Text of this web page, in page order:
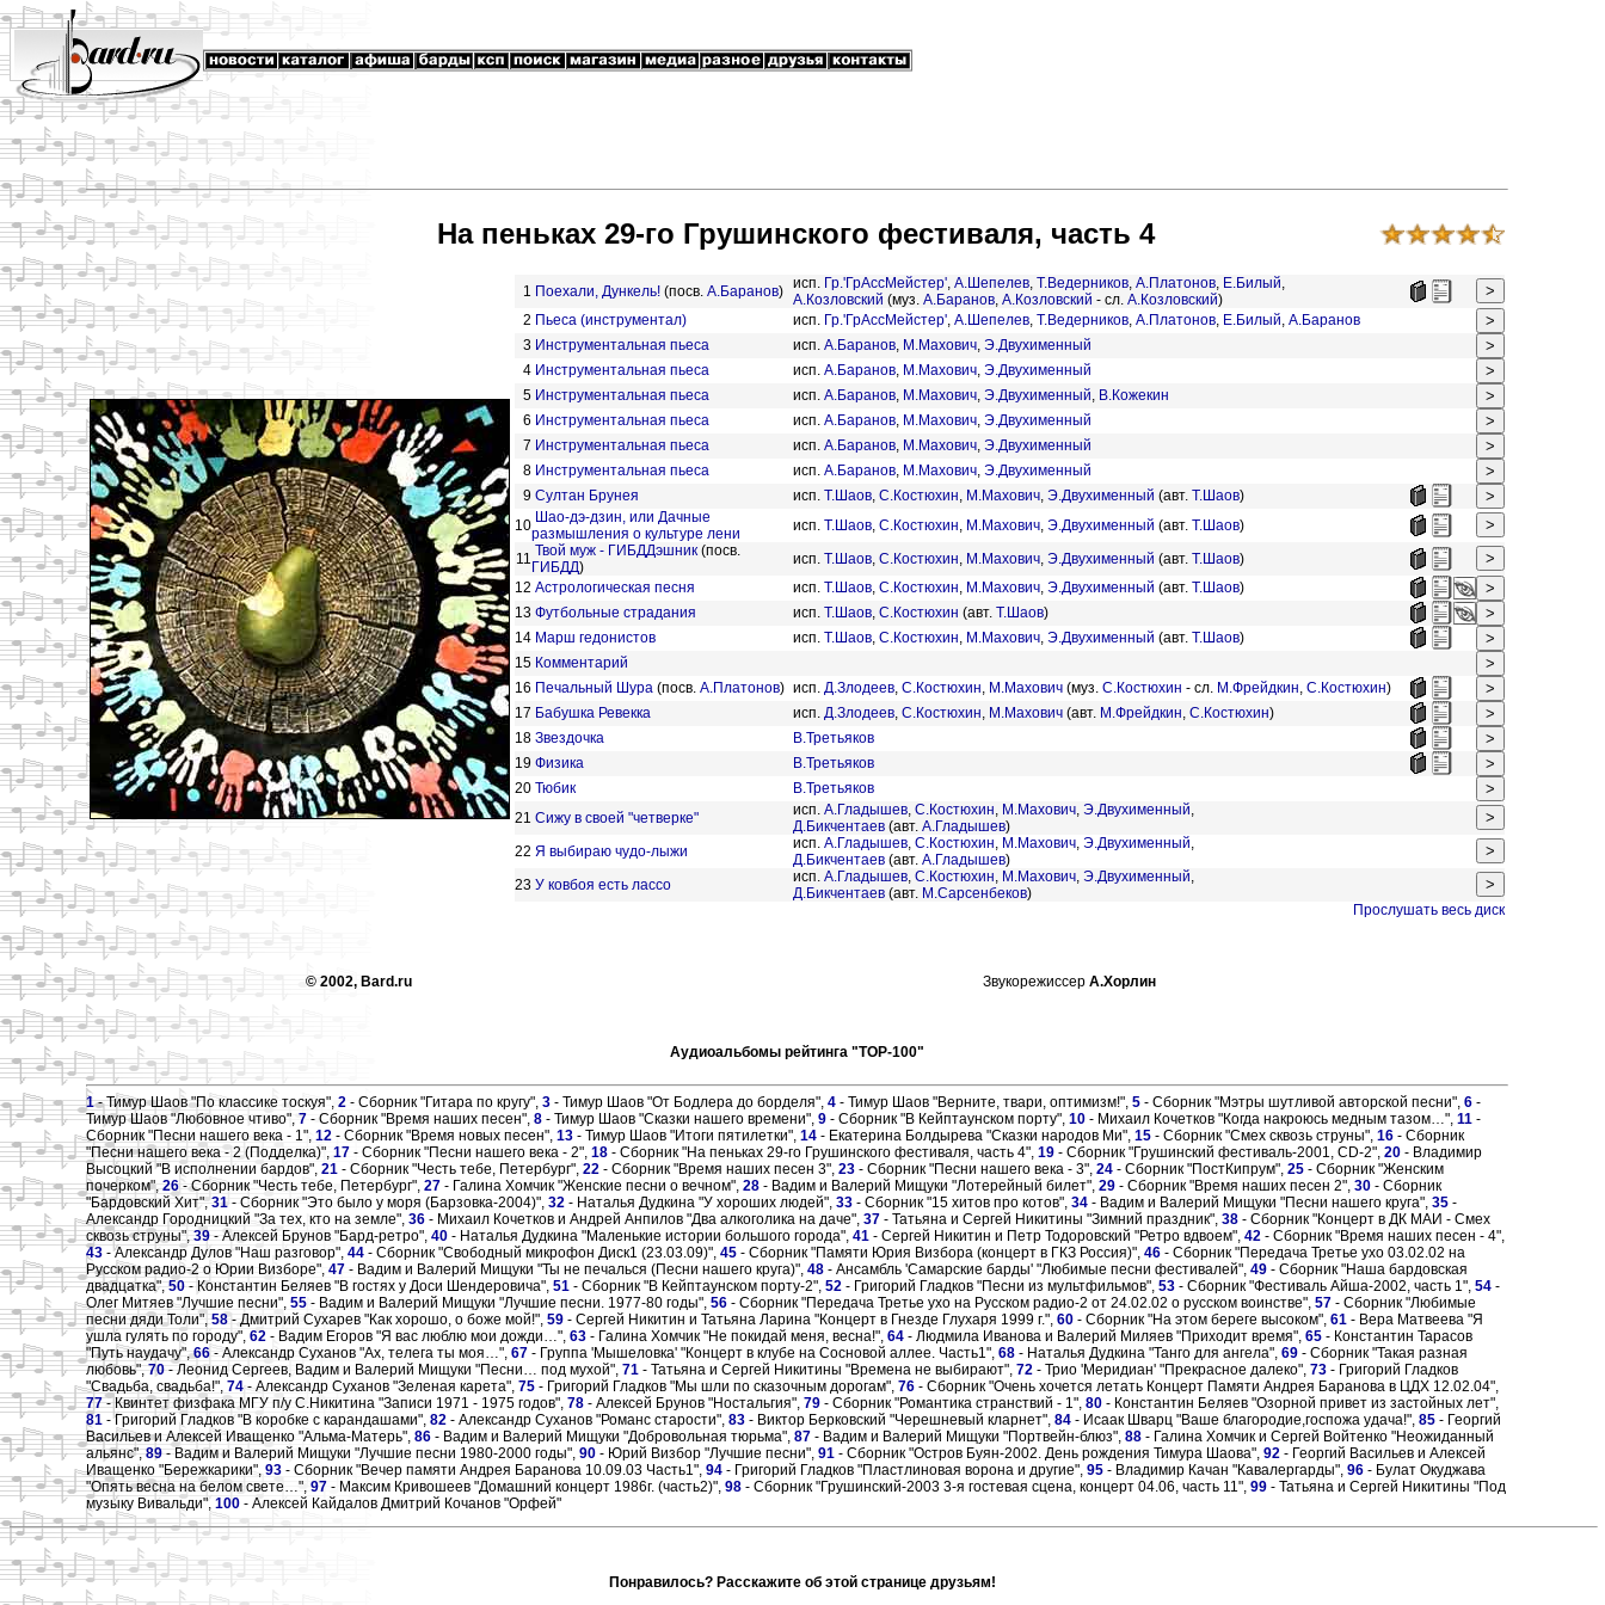
На пеньках 29-го Грушинского фестиваля, часть 4
1 Поехали, Дункель! (посв. А.Баранов) исп. Гр.'ГрАссМейстер', А.Шепелев, Т.Ведерников, А.Платонов, Е.Билый,
А.Козловский (муз. А.Баранов, А.Козловский - сл. А.Козловский)
2 Пьеса (инструментал) исп. Гр.'ГрАссМейстер', А.Шепелев, Т.Ведерников, А.Платонов, Е.Билый, А.Баранов
3 Инструментальная пьеса исп. А.Баранов, М.Махович, Э.Двухименный
4 Инструментальная пьеса исп. А.Баранов, М.Махович, Э.Двухименный
5 Инструментальная пьеса исп. А.Баранов, М.Махович, Э.Двухименный, В.Кожекин
6 Инструментальная пьеса исп. А.Баранов, М.Махович, Э.Двухименный
7 Инструментальная пьеса исп. А.Баранов, М.Махович, Э.Двухименный
8 Инструментальная пьеса исп. А.Баранов, М.Махович, Э.Двухименный
9 Султан Брунея исп. Т.Шаов, С.Костюхин, М.Махович, Э.Двухименный (авт. Т.Шаов)
10 Шао-дэ-дзин, или Дачные
размышления о культуре лени
исп. Т.Шаов, С.Костюхин, М.Махович, Э.Двухименный (авт. Т.Шаов)
11 Твой муж - ГИБДДэшник (посв.
ГИБДД) исп. Т.Шаов, С.Костюхин, М.Махович, Э.Двухименный (авт. Т.Шаов)
12 Астрологическая песня исп. Т.Шаов, С.Костюхин, М.Махович, Э.Двухименный (авт. Т.Шаов)
13 Футбольные страдания исп. Т.Шаов, С.Костюхин (авт. Т.Шаов)
14 Марш гедонистов исп. Т.Шаов, С.Костюхин, М.Махович, Э.Двухименный (авт. Т.Шаов)
15 Комментарий
16 Печальный Шура (посв. А.Платонов) исп. Д.Злодеев, С.Костюхин, М.Махович (муз. С.Костюхин - сл. М.Фрейдкин, С.Костюхин)
17 Бабушка Ревекка исп. Д.Злодеев, С.Костюхин, М.Махович (авт. М.Фрейдкин, С.Костюхин)
18 Звездочка
В.Третьяков
19 Физика
В.Третьяков
20 Тюбик
В.Третьяков
21 Сижу в своей "четверке" исп. А.Гладышев, С.Костюхин, М.Махович, Э.Двухименный,
Д.Бикчентаев (авт. А.Гладышев)
22 Я выбираю чудо-лыжи исп. А.Гладышев, С.Костюхин, М.Махович, Э.Двухименный,
Д.Бикчентаев (авт. А.Гладышев)
23 У ковбоя есть лассо исп. А.Гладышев, С.Костюхин, М.Махович, Э.Двухименный,
Д.Бикчентаев (авт. М.Сарсенбеков)
Прослушать весь диск
© 2002, Bard.ru Звукорежиссер А.Хорлин
Аудиоальбомы рейтинга "TOP-100"
1- Тимур Шаов "По классике тоскуя", 2 - Сборник "Гитара по кругу", 3 - Тимур Шаов "От Бодлера до борделя", 4 - Тимур Шаов "Верните, твари, оптимизм!", 5 - Сборник "Мэтры шутливой авторской песни", 6 -
Тимур Шаов "Любовное чтиво", 7 - Сборник "Время наших песен", 8 - Тимур Шаов "Сказки нашего времени", 9 - Сборник "В Кейптаунском порту", 10 - Михаил Кочетков "Когда накроюсь медным тазом…", 11 -
Сборник "Песни нашего века - 1", 12 - Сборник "Время новых песен", 13 - Тимур Шаов "Итоги пятилетки", 14 - Екатерина Болдырева "Сказки народов Ми", 15 - Сборник "Смех сквозь струны", 16 - Сборник
"Песни нашего века - 2 (Подделка)", 17 - Сборник "Песни нашего века - 2", 18 - Сборник "На пеньках 29-го Грушинского фестиваля, часть 4", 19 - Сборник "Грушинский фестиваль-2001, CD-2", 20 - Владимир
Высоцкий "В исполнении бардов", 21 - Сборник "Честь тебе, Петербург", 22 - Сборник "Время наших песен 3", 23 - Сборник "Песни нашего века - 3", 24 - Сборник "ПостКипрум", 25 - Сборник "Женским
почерком",26 - Сборник "Честь тебе, Петербург", 27 - Галина Хомчик "Женские песни о вечном", 28 - Вадим и Валерий Мищуки "Лотерейный билет", 29 - Сборник "Время наших песен 2", 30 - Сборник
"Бардовский Хит",31- Сборник "Это было у моря (Барзовка-2004)", 32 - Наталья Дудкина "У хороших людей", 33 - Сборник "15 хитов про котов", 34 - Вадим и Валерий Мищуки "Песни нашего круга", 35 -
Александр Городницкий "За тех, кто на земле", 36 - Михаил Кочетков и Андрей Анпилов "Два алкоголика на даче", 37 - Татьяна и Сергей Никитины "Зимний праздник", 38 - Сборник "Концерт в ДК МАИ - Смех
сквозь струны", 39 - Алексей Брунов "Бард-ретро", 40 - Наталья Дудкина "Маленькие истории большого города", 41 - Сергей Никитин и Петр Тодоровский "Ретро вдвоем", 42 - Сборник "Время наших песен - 4",
43 - Александр Дулов "Наш разговор", 44 - Сборник "Свободный микрофон Диск1 (23.03.09)", 45 - Сборник "Памяти Юрия Визбора (концерт в ГКЗ Россия)", 46 - Сборник "Передача Третье ухо 03.02.02 на
Русском радио-2 о Юрии Визборе", 47 - Вадим и Валерий Мищуки "Ты не печалься (Песни нашего круга)", 48 - Ансамбль 'Самарские барды' "Любимые песни фестивалей", 49 - Сборник "Наша бардовская
двадцатка",50 - Константин Беляев "В гостях у Доси Шендеровича", 51 - Сборник "В Кейптаунском порту-2", 52 - Григорий Гладков "Песни из мультфильмов", 53 - Сборник "Фестиваль Айша-2002, часть 1", 54 -
Олег Митяев "Лучшие песни", 55 - Вадим и Валерий Мищуки "Лучшие песни. 1977-80 годы", 56 - Сборник "Передача Третье ухо на Русском радио-2 от 24.02.02 о русском воинстве", 57 - Сборник "Любимые
песни дяди Толи", 58- Дмитрий Сухарев "Как хорошо, о боже мой!", 59 - Сергей Никитин и Татьяна Ларина "Концерт в Гнезде Глухаря 1999 г.", 60 - Сборник "На этом береге высоком", 61 - Вера Матвеева "Я
ушла гулять по городу", 62 - Вадим Егоров "Я вас люблю мои дожди…", 63 - Галина Хомчик "Не покидай меня, весна!", 64 - Людмила Иванова и Валерий Миляев "Приходит время", 65 - Константин Тарасов
"Путь наудачу",66- Александр Суханов "Ах, телега ты моя…", 67 - Группа 'Мышеловка' "Концерт в клубе на Сосновой аллее. Часть1", 68 - Наталья Дудкина "Танго для ангела", 69 - Сборник "Такая разная
любовь",70- Леонид Сергеев, Вадим и Валерий Мищуки "Песни… под мухой", 71 - Татьяна и Сергей Никитины "Времена не выбирают", 72 - Трио 'Меридиан' "Прекрасное далеко", 73 - Григорий Гладков
"Свадьба, свадьба!", 74 - Александр Суханов "Зеленая карета", 75 - Григорий Гладков "Мы шли по сказочным дорогам", 76 - Сборник "Очень хочется летать Концерт Памяти Андрея Баранова в ЦДХ 12.02.04",
77- Квинтет физфака МГУ п/у С.Никитина "Записи 1971 - 1975 годов", 78 - Алексей Брунов "Ностальгия", 79 - Сборник "Романтика странствий - 1", 80 - Константин Беляев "Озорной привет из застойных лет",
81 - Григорий Гладков "В коробке с карандашами", 82 - Александр Суханов "Романс старости", 83 - Виктор Берковский "Черешневый кларнет", 84 - Исаак Шварц "Ваше благородие,госпожа удача!", 85 - Георгий
Васильев и Алексей Иващенко "Альма-Матерь", 86 - Вадим и Валерий Мищуки "Добровольная тюрьма", 87 - Вадим и Валерий Мищуки "Портвейн-блюз", 88 - Галина Хомчик и Сергей Войтенко "Неожиданный
альянс",89- Вадим и Валерий Мищуки "Лучшие песни 1980-2000 годы", 90 - Юрий Визбор "Лучшие песни", 91 - Сборник "Остров Буян-2002. День рождения Тимура Шаова", 92 - Георгий Васильев и Алексей
Иващенко "Бережкарики", 93 - Сборник "Вечер памяти Андрея Баранова 10.09.03 Часть1", 94 - Григорий Гладков "Пластлиновая ворона и другие", 95 - Владимир Качан "Кавалергарды", 96 - Булат Окуджава
"Опять весна на белом свете…", 97 - Максим Кривошеев "Домашний концерт 1986г. (часть2)", 98 - Сборник "Грушинский-2003 3-я гостевая сцена, концерт 04.06, часть 11", 99 - Татьяна и Сергей Никитины "Под
музыку Вивальди", 100 - Алексей Кайдалов Дмитрий Кочанов "Орфей"
Понравилось? Расскажите об этой странице друзьям!